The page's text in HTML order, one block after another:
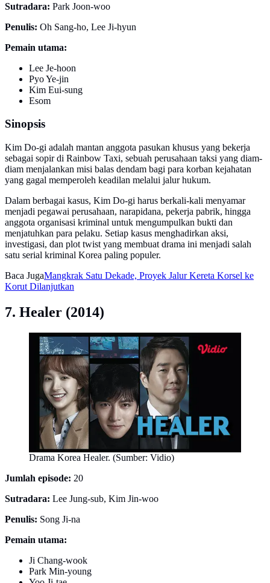
Sutradara: Park Joon-woo
Penulis: Oh Sang-ho, Lee Ji-hyun
Pemain utama:
Lee Je-hoon
Pyo Ye-jin
Kim Eui-sung
Esom
Sinopsis
Kim Do-gi adalah mantan anggota pasukan khusus yang bekerja
sebagai sopir di Rainbow Taxi, sebuah perusahaan taksi yang diam-
diam menjalankan misi balas dendam bagi para korban kejahatan
yang gagal memperoleh keadilan melalui jalur hukum.
Dalam berbagai kasus, Kim Do-gi harus berkali-kali menyamar
menjadi pegawai perusahaan, narapidana, pekerja pabrik, hingga
anggota organisasi kriminal untuk mengumpulkan bukti dan
menjatuhkan para pelaku. Setiap kasus menghadirkan aksi,
investigasi, dan plot twist yang membuat drama ini menjadi salah
satu serial kriminal Korea paling populer.
Baca JugaMangkrak Satu Dekade, Proyek Jalur Kereta Korsel ke
Korut Dilanjutkan
7. Healer (2014)
Drama Korea Healer. (Sumber: Vidio)
Jumlah episode: 20
Sutradara: Lee Jung-sub, Kim Jin-woo
Penulis: Song Ji-na
Pemain utama:
Ji Chang-wook
Park Min-young